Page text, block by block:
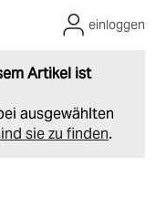
Artikel ist
ausgewählten
sie zu finden.
einloggen